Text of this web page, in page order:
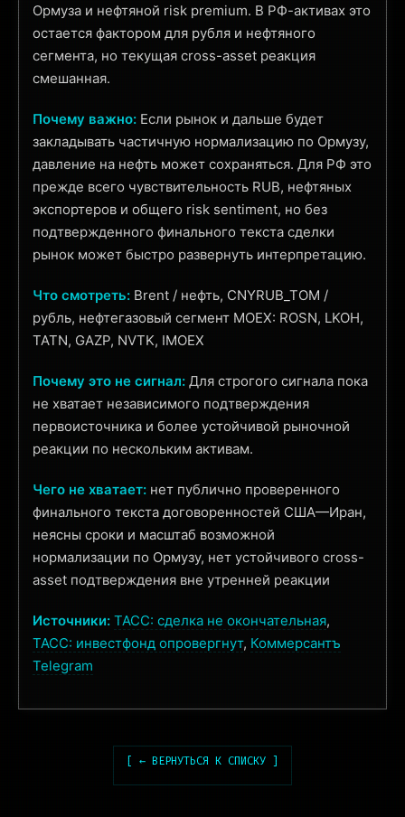
Ормуза и нефтяной risk premium. В РФ-активах это
остается фактором для рубля и нефтяного
сегмента, но текущая cross-asset реакция
смешанная.
Почему важно: Если рынок и дальше будет
закладывать частичную нормализацию по Ормузу,
давление на нефть может сохраняться. Для РФ это
прежде всего чувствительность RUB, нефтяных
экспортеров и общего risk sentiment, но без
подтвержденного финального текста сделки
рынок может быстро развернуть интерпретацию.
Что смотреть: Brent / нефть, CNYRUB_TOM /
рубль, нефтегазовый сегмент MOEX: ROSN, LKOH,
TATN, GAZP, NVTK, IMOEX
Почему это не сигнал: Для строгого сигнала пока
не хватает независимого подтверждения
первоисточника и более устойчивой рыночной
реакции по нескольким активам.
Чего не хватает: нет публично проверенного
финального текста договоренностей США—Иран,
неясны сроки и масштаб возможной
нормализации по Ормузу, нет устойчивого cross-
asset подтверждения вне утренней реакции
Источники: ТАСС: сделка не окончательная,
ТАСС: инвестфонд опровергнут, Коммерсантъ
Telegram
[ ← ВЕРНУТЬСЯ К СПИСКУ ]